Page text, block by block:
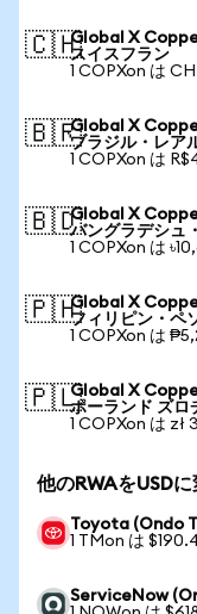
🇨🇭Global X
スイスフラン
1 COPXon は
🇧🇷Global X
ブラジル・レア
1 COPXon は
🇧🇩Global X
バングラデシュ
1 COPXon は
🇵🇭Global X
フィリピン・ペ
1 COPXon は
🇵🇱Global X
ポーランド ズロ
1 COPXon は zł
他のRWAをUSDに
Toyota (Ondo
1 TMon は
ServiceNow